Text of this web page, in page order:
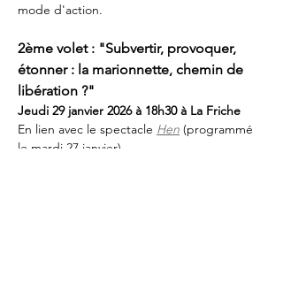
mode d'action.
2ème volet : "Subvertir, provoquer,
étonner : la marionnette, chemin de
libération ?"
Jeudi 29 janvier 2026 à 18h30 à La Friche
En lien avec le spectacle Hen (programmé
le mardi 27 janvier)